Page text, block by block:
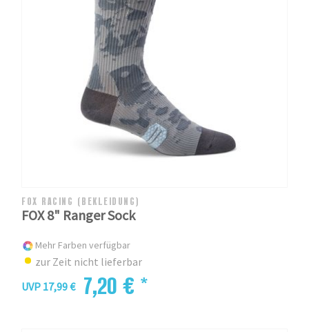
FOX RACING (BEKLEIDUNG)
FOX 8" Ranger Sock
Mehr Farben verfügbar
zur Zeit nicht lieferbar
UVP 17,99 €
7,20 € *